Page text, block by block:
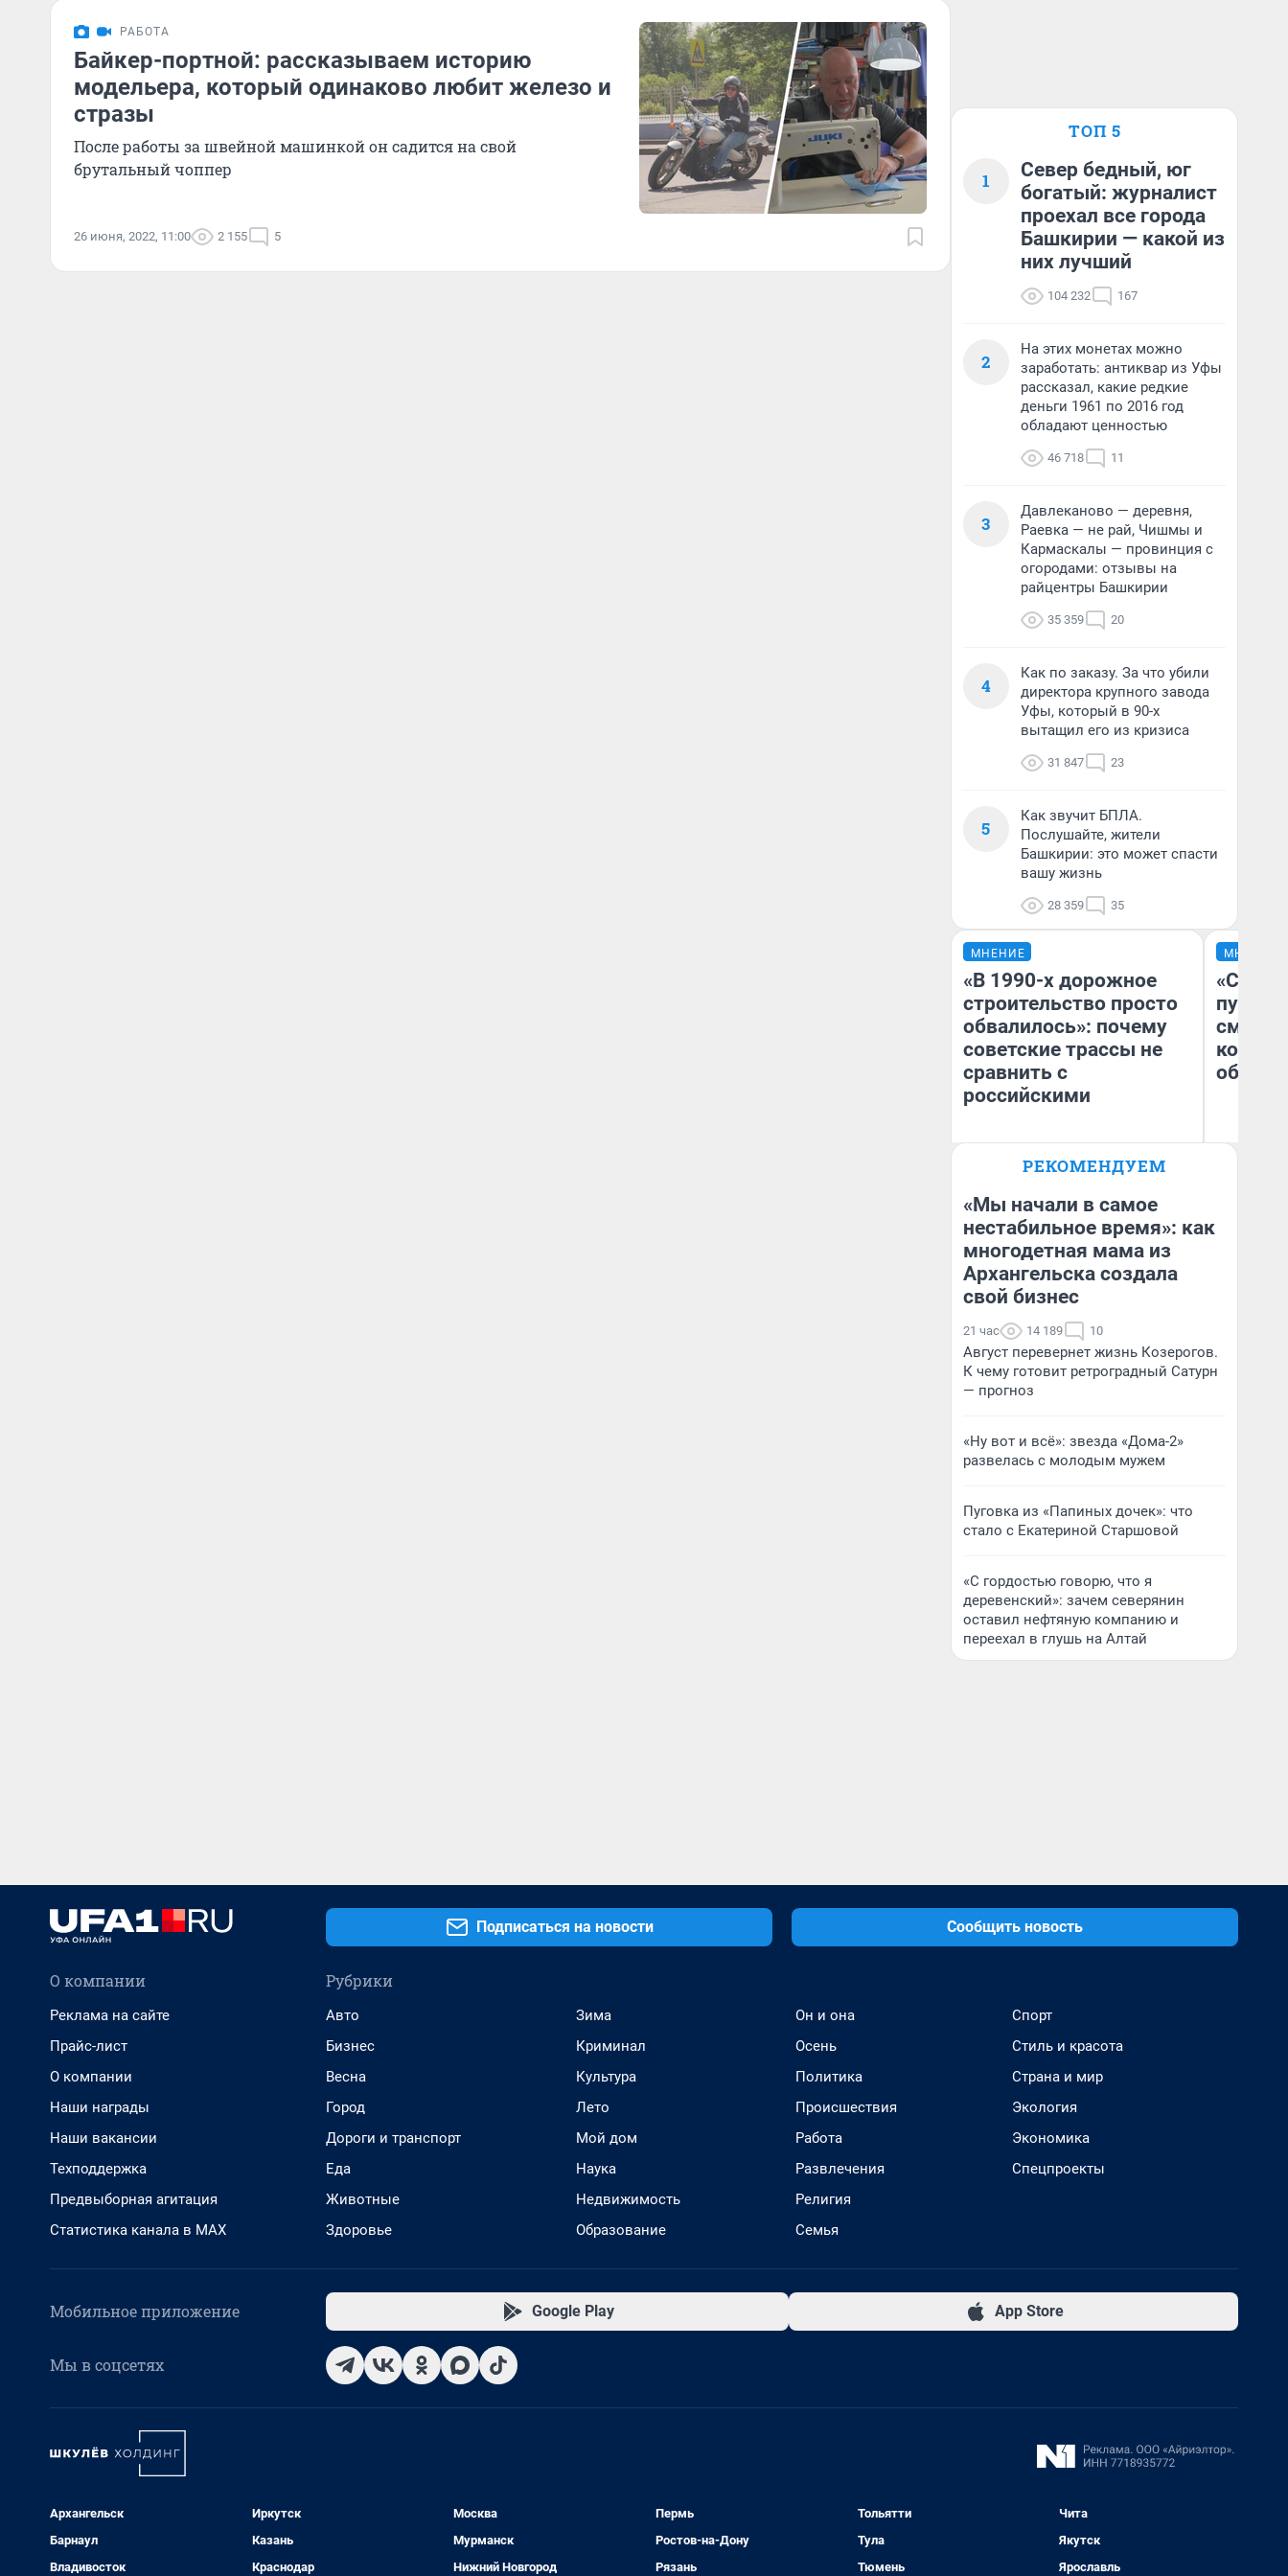
РАБОТА
Байкер-портной: рассказываем историю
модельера, который одинаково любит железо и
стразы
После работы за швейной машинкой он садится на свой
брутальный чоппер
26 июня, 2022, 11:00 2 155 5
ТОП 5
1
Север бедный, юг
богатый: журналист
проехал все города
Башкирии — какой из
них лучший
104 232 167
2
На этих монетах можно
заработать: антиквар из Уфы
рассказал, какие редкие
деньги 1961 по 2016 год
обладают ценностью
46 718 11
3
Давлеканово — деревня,
Раевка — не рай, Чишмы и
Кармаскалы — провинция с
огородами: отзывы на
райцентры Башкирии
35 359 20
4
Как по заказу. За что убили
директора крупного завода
Уфы, который в 90-х
вытащил его из кризиса
31 847 23
5
Как звучит БПЛА.
Послушайте, жители
Башкирии: это может спасти
вашу жизнь
28 359 35
МНЕНИЕ
«В 1990-х дорожное
строительство просто
обвалилось»: почему
советские трассы не
сравнить с
российскими
Блогер, предприниматель,
бизнесе
МНЕНИЕ
РЕКОМЕНДУЕМ
«Мы начали в самое
нестабильное время»: как
многодетная мама из
Архангельска создала
свой бизнес
21 час 14 189 10
Август перевернет жизнь Козерогов.
К чему готовит ретроградный Сатурн
— прогноз
«Ну вот и всё»: звезда «Дома-2»
развелась с молодым мужем
Пуговка из «Папиных дочек»: что
стало с Екатериной Старшовой
«С гордостью говорю, что я
деревенский»: зачем северянин
оставил нефтяную компанию и
переехал в глушь на Алтай
Подписаться на новости Сообщить новость
О компании
Реклама на сайте
Прайс-лист
О компании
Наши награды
Наши вакансии
Техподдержка
Предвыборная агитация
Статистика канала в MAX
Рубрики
Авто
Бизнес
Весна
Город
Дороги и транспорт
Еда
Животные
Здоровье
Зима
Криминал
Культура
Лето
Мой дом
Наука
Недвижимость
Образование
Он и она
Осень
Политика
Происшествия
Работа
Развлечения
Религия
Семья
Спорт
Стиль и красота
Страна и мир
Экология
Экономика
Спецпроекты
Мобильное приложение Google Play App Store
Мы в соцсетях
Архангельск
Барнаул
Владивосток
Иркутск
Казань
Краснодар
Москва
Мурманск
Нижний Новгород
Пермь
Ростов-на-Дону
Рязань
Тольятти
Тула
Тюмень
Чита
Якутск
Ярославль